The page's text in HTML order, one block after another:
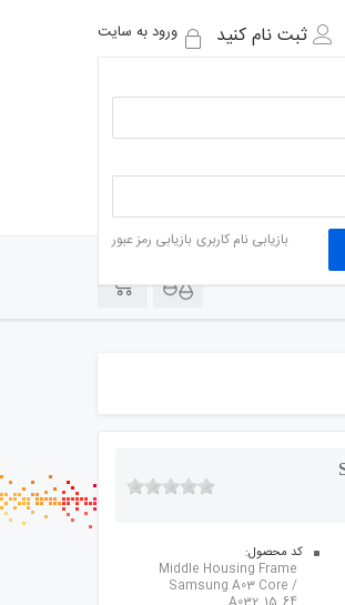
ورود به سایت
بازیابی نام کاربری بازیابی رمز عبور
ثبت نام کنید
0
کد محصول:
Middle Housing Frame
Samsung A03 Core /